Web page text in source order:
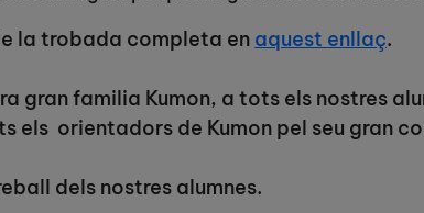
la trobada completa en aquest enllaç.
gran familia Kumon, a tots els nostres
els orientadors de Kumon pel seu gran
dels nostres alumnes.